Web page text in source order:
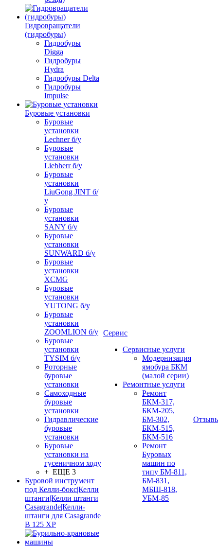
Гидровращатели
(гидробуры)
Гидробуры
Digga
Гидробуры
Hydra
Гидробуры Delta
Гидробуры
Impulse
Буровые установки
Буровые
установки
Lechner б/у
Буровые
установки
Liebherr б/у
Буровые
установки
LiuGong JINT б/
у
Буровые
установки
SANY б/у
Буровые
установки
SUNWARD б/у
Буровые
установки
XCMG
Буровые
установки
YUTONG б/у
Буровые
установки
ZOOMLION б/у
Буровые
установки
TYSIM б/у
Роторные
буровые
установки
Самоходные
буровые
установки
Гидравлические
буровые
установки
Буровые
установки на
гусеничном ходу
+ ЕЩЕ 3
Буровой инструмент
под Келли-бокс|Келли
штанги|Келли штанги
Casagrande|Келли-
штанги для Casagrande
B 125 XP
Сервис
Сервисные услуги
Модернизация
ямобура БКМ
(малой серии)
Ремонтные услуги
Ремонт
БКМ-317,
БКМ-205,
БМ-302,
БКМ-515,
БКМ-516
Ремонт
Буровых
машин по
типу БМ-811,
БМ-831,
МБШ-818,
УБМ-85